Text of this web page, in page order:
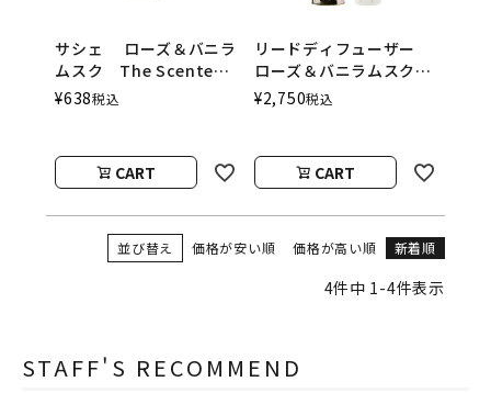
サシェ ローズ＆バニラ
ムスク The Scented
Home by Ashleigh＆
¥638税込
CART
リードディフューザー
ローズ＆バニラムスク
150ml The Scented
Home by Ashleigh＆
¥2,750税込
CART
並び替え 価格が安い順 価格が高い順 新着順
4件中 1 -4件表示
STAFF'S RECOMMEND